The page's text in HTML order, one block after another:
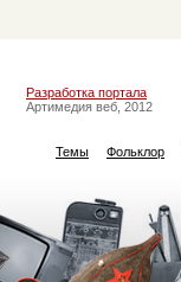
Разработка портала
Артимедия веб, 2012
Темы Фольклор